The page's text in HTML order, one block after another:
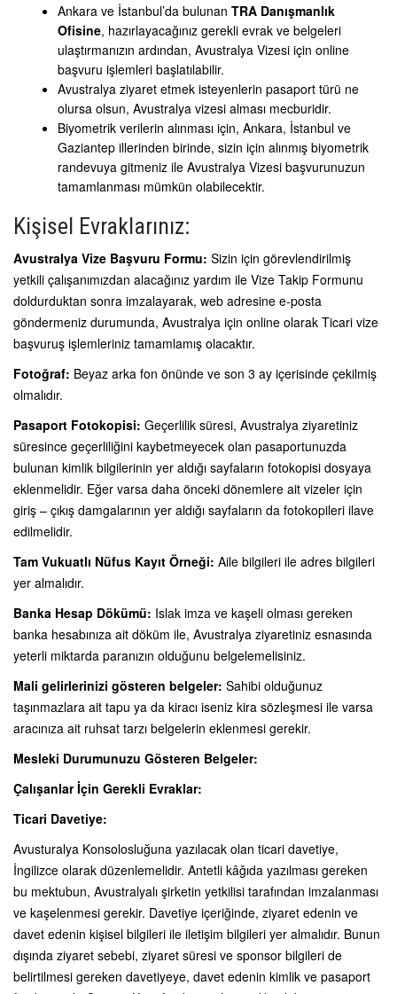
Ankara ve İstanbul’da bulunan TRA Danışmanlık
Ofisine, hazırlayacağınız gerekli evrak ve belgeleri
ulaştırmanızın ardından, Avustralya Vizesi için online
başvuru işlemleri başlatılabilir.
Avustralya ziyaret etmek isteyenlerin pasaport türü ne
olursa olsun, Avustralya vizesi alması mecburidir.
Biyometrik verilerin alınması için, Ankara, İstanbul ve
Gaziantep illerinden birinde, sizin için alınmış biyometrik
randevuya gitmeniz ile Avustralya Vizesi başvurunuzun
tamamlanması mümkün olabilecektir.
Kişisel Evraklarınız:
Avustralya Vize Başvuru Formu: Sizin için görevlendirilmiş
yetkili çalışanımızdan alacağınız yardım ile Vize Takip Formunu
doldurduktan sonra imzalayarak, web adresine e-posta
göndermeniz durumunda, Avustralya için online olarak Ticari vize
başvuruş işlemleriniz tamamlamış olacaktır.
Fotoğraf: Beyaz arka fon önünde ve son 3 ay içerisinde çekilmiş
olmalıdır.
Pasaport Fotokopisi: Geçerlilik süresi, Avustralya ziyaretiniz
süresince geçerliliğini kaybetmeyecek olan pasaportunuzda
bulunan kimlik bilgilerinin yer aldığı sayfaların fotokopisi dosyaya
eklenmelidir. Eğer varsa daha önceki dönemlere ait vizeler için
giriş – çıkış damgalarının yer aldığı sayfaların da fotokopileri ilave
edilmelidir.
Tam Vukuatlı Nüfus Kayıt Örneği: Aile bilgileri ile adres bilgileri
yer almalıdır.
Banka Hesap Dökümü: Islak imza ve kaşeli olması gereken
banka hesabınıza ait döküm ile, Avustralya ziyaretiniz esnasında
yeterli miktarda paranızın olduğunu belgelemelisiniz.
Mali gelirlerinizi gösteren belgeler: Sahibi olduğunuz
taşınmazlara ait tapu ya da kiracı iseniz kira sözleşmesi ile varsa
aracınıza ait ruhsat tarzı belgelerin eklenmesi gerekir.
Mesleki Durumunuzu Gösteren Belgeler:
Çalışanlar İçin Gerekli Evraklar:
Ticari Davetiye:
Avusturalya Konsolosluğuna yazılacak olan ticari davetiye,
İngilizce olarak düzenlemelidir. Antetli kâğıda yazılması gereken
bu mektubun, Avustralyalı şirketin yetkilisi tarafından imzalanması
ve kaşelenmesi gerekir. Davetiye içeriğinde, ziyaret edenin ve
davet edenin kişisel bilgileri ile iletişim bilgileri yer almalıdır. Bunun
dışında ziyaret sebebi, ziyaret süresi ve sponsor bilgileri de
belirtilmesi gereken davetiyeye, davet edenin kimlik ve pasaport